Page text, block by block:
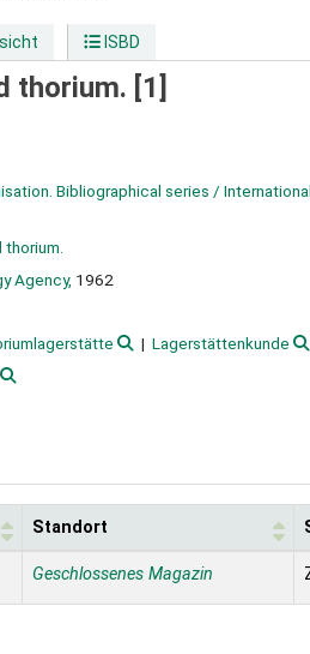
ISBD
thorium. [1]
Bibliographical series /
Agency, 1962
Lagerstättenkunde
Standort
Geschlossenes Magazin